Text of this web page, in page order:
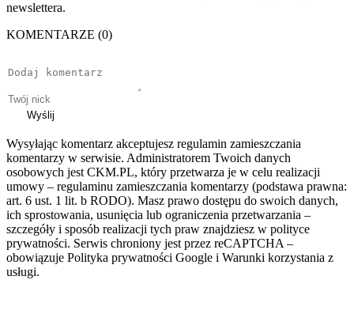
newslettera.
KOMENTARZE (0)
Wyślij
Wysyłając komentarz akceptujesz regulamin zamieszczania
komentarzy w serwisie. Administratorem Twoich danych
osobowych jest CKM.PL, który przetwarza je w celu realizacji
umowy – regulaminu zamieszczania komentarzy (podstawa prawna:
art. 6 ust. 1 lit. b RODO). Masz prawo dostępu do swoich danych,
ich sprostowania, usunięcia lub ograniczenia przetwarzania –
szczegóły i sposób realizacji tych praw znajdziesz w polityce
prywatności. Serwis chroniony jest przez reCAPTCHA –
obowiązuje Polityka prywatności Google i Warunki korzystania z
usługi.